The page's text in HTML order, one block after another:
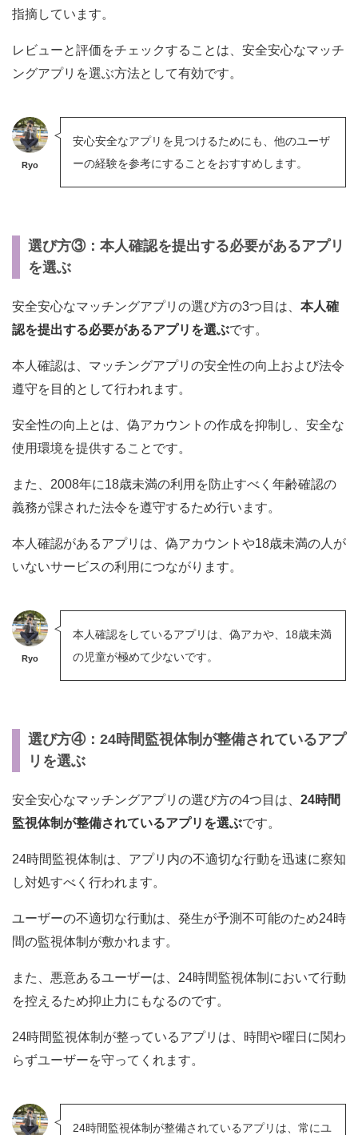
指摘しています。
レビューと評価をチェックすることは、安全安心なマッチ
ングアプリを選ぶ方法として有効です。
Ryo
安心安全なアプリを見つけるためにも、他のユーザ
ーの経験を参考にすることをおすすめします。
選び方③：本人確認を提出する必要があるアプリ
を選ぶ
安全安心なマッチングアプリの選び方の3つ目は、 本人確
認を提出する必要があるアプリを選ぶです。
本人確認は、マッチングアプリの安全性の向上および法令
遵守を目的として行われます。
安全性の向上とは、偽アカウントの作成を抑制し、安全な
使用環境を提供することです。
また、2008年に18歳未満の利用を防止すべく年齢確認の
義務が課された法令を遵守するため行います。
本人確認があるアプリは、偽アカウントや18歳未満の人が
いないサービスの利用につながります。
Ryo
本人確認をしているアプリは、偽アカや、18歳未満
の児童が極めて少ないです。
選び方④：24時間監視体制が整備されているアプ
リを選ぶ
安全安心なマッチングアプリの選び方の4つ目は、 24時間
監視体制が整備されているアプリを選ぶです。
24時間監視体制は、アプリ内の不適切な行動を迅速に察知
し対処すべく行われます。
ユーザーの不適切な行動は、発生が予測不可能のため24時
間の監視体制が敷かれます。
また、悪意あるユーザーは、24時間監視体制において行動
を控えるため抑止力にもなるのです。
24時間監視体制が整っているアプリは、時間や曜日に関わ
らずユーザーを守ってくれます。
24時間監視体制が整備されているアプリは、常にユ